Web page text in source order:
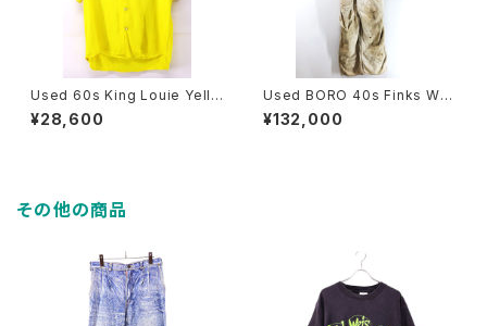
Used 60s King Louie Yello
w Rayon KAS POTATO CHI
PS Flocky Print Bowling Sh
¥28,600
Used BORO 40s Finks Whi
te Cotton Double Knee Apr
on Over All Pants Size W3
¥132,000
その他の商品